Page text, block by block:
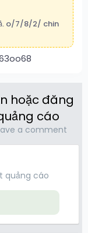
o/7/8/2/ chin
hoặc đăng
cáo
a comment
quảng cáo